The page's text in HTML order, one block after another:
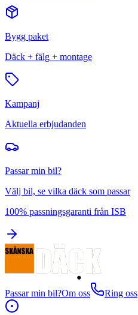
Bygg paket
Däck + fälg + montage
Kampanj
Aktuella erbjudanden
Passar min bil?
Välj bil, se vilka däck som passar
100% passningsgaranti från ISB
Passar min bil?Om oss Ring oss